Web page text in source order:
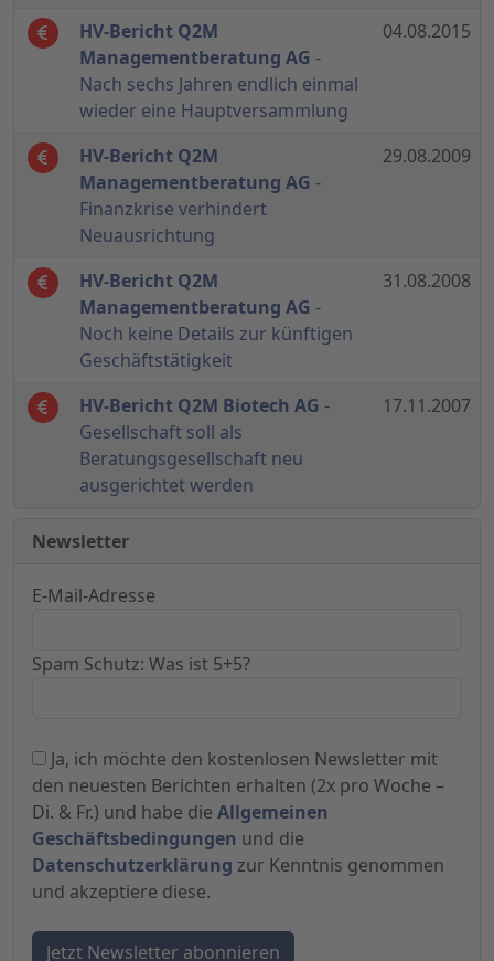
HV-Bericht Q2M
Managementberatung AG -
Nach sechs Jahren endlich einmal
wieder eine Hauptversammlung
04.08.2015
HV-Bericht Q2M
Managementberatung AG -
Finanzkrise verhindert
Neuausrichtung
29.08.2009
HV-Bericht Q2M
Managementberatung AG -
Noch keine Details zur künftigen
Geschäftstätigkeit
31.08.2008
HV-Bericht Q2M Biotech AG -
Gesellschaft soll als
Beratungsgesellschaft neu
ausgerichtet werden
17.11.2007
Newsletter
E-Mail-Adresse
Spam Schutz: Was ist 5+5?
Ja, ich möchte den kostenlosen Newsletter mit
den neuesten Berichten erhalten (2x pro Woche –
Di. & Fr.) und habe die Allgemeinen
Geschäftsbedingungen und die
Datenschutzerklärung zur Kenntnis genommen
und akzeptiere diese.